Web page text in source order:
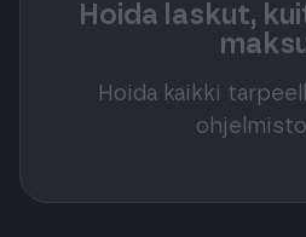
Hoida laskut,
Hoida kaikki